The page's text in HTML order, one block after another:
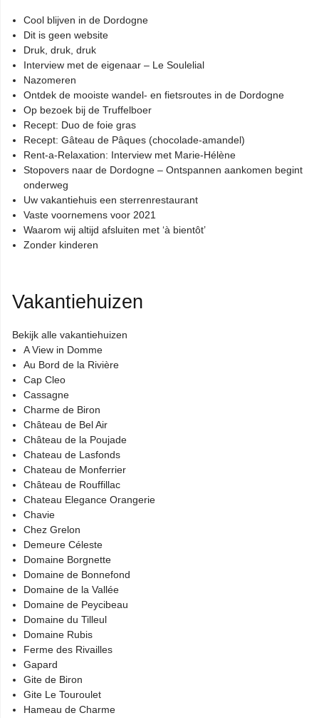
Cool blijven in de Dordogne
Dit is geen website
Druk, druk, druk
Interview met de eigenaar – Le Soulelial
Nazomeren
Ontdek de mooiste wandel- en fietsroutes in de Dordogne
Op bezoek bij de Truffelboer
Recept: Duo de foie gras
Recept: Gâteau de Pâques (chocolade-amandel)
Rent-a-Relaxation: Interview met Marie-Hélène
Stopovers naar de Dordogne – Ontspannen aankomen begint
onderweg
Uw vakantiehuis een sterrenrestaurant
Vaste voornemens voor 2021
Waarom wij altijd afsluiten met ‘à bientôt’
Zonder kinderen
Vakantiehuizen
Bekijk alle vakantiehuizen
A View in Domme
Au Bord de la Rivière
Cap Cleo
Cassagne
Charme de Biron
Château de Bel Air
Château de la Poujade
Chateau de Lasfonds
Chateau de Monferrier
Château de Rouffillac
Chateau Elegance Orangerie
Chavie
Chez Grelon
Demeure Céleste
Domaine Borgnette
Domaine de Bonnefond
Domaine de la Vallée
Domaine de Peycibeau
Domaine du Tilleul
Domaine Rubis
Ferme des Rivailles
Gapard
Gite de Biron
Gite Le Touroulet
Hameau de Charme